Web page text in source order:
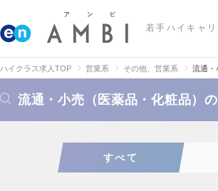
若手ハイキャ
ハイクラス求人TOP 営業系 その他、営業系 流通・
流通・小売（医薬品・化粧品）
すべて